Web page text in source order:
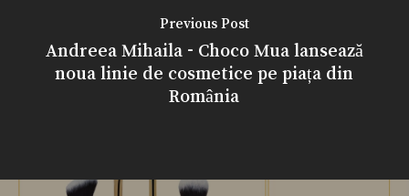
Previous Post
Andreea Mihaila - Choco Mua lansează
noua linie de cosmetice pe piața din
România